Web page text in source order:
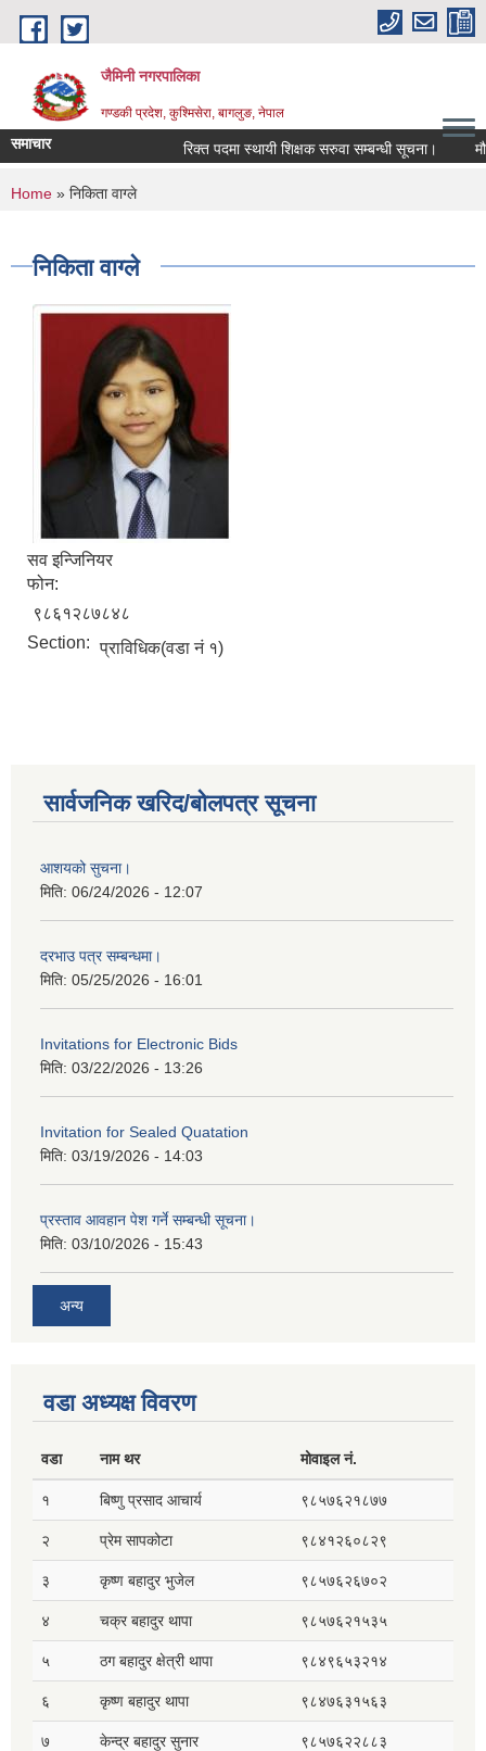
Skip to main content
जैमिनी नगरपालिका
गण्डकी प्रदेश, कुश्मिसेरा, बागलुङ, नेपाल
समाचार रिक्त पदमा स्थायी शिक्षक सरुवा सम्बन्धी सूचना।
You are here
Home » निकिता वाग्ले
निकिता वाग्ले
सव इन्जिनियर
फोन:
९८६१२८७८४८
Section: प्राविधिक(वडा नं १)
सार्वजनिक खरिद/बोलपत्र सूचना
आशयको सुचना।
मिति: 06/24/2026 - 12:07
दरभाउ पत्र सम्बन्धमा।
मिति: 05/25/2026 - 16:01
Invitations for Electronic Bids
मिति: 03/22/2026 - 13:26
Invitation for Sealed Quatation
मिति: 03/19/2026 - 14:03
प्रस्ताव आवहान पेश गर्ने सम्बन्धी सूचना।
मिति: 03/10/2026 - 15:43
अन्य
वडा अध्यक्ष विवरण
वडा नाम थर मोवाइल नं.
१ बिष्णु प्रसाद आचार्य ९८५७६२१८७७
२ प्रेम सापकोटा ९८४१२६०८२९
३ कृष्ण बहादुर भुजेल ९८५७६२६७०२
४ चक्र बहादुर थापा ९८५७६२१५३५
५ ठग बहादुर क्षेत्री थापा ९८४९६५३२१४
६ कृष्ण बहादुर थापा ९८४७६३१५६३
७ केन्द्र बहादुर सुनार ९८५७६२२८८३